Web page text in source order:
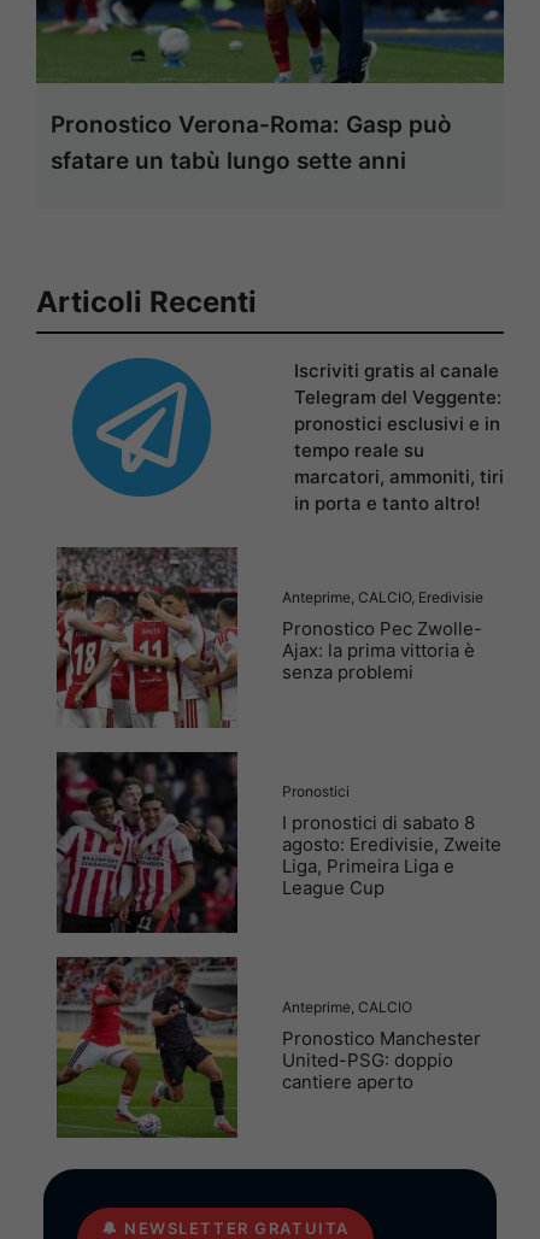
Pronostico Verona-Roma: Gasp può
sfatare un tabù lungo sette anni
Articoli Recenti
Iscriviti gratis al canale
Telegram del Veggente:
pronostici esclusivi e in
tempo reale su
marcatori, ammoniti, tiri
in porta e tanto altro!
Anteprime CALCIO, Eredivisie
Pronostico Pec Zwolle-
Ajax: la prima vittoria è
senza problemi
Pronostici
I pronostici di sabato 8
agosto: Eredivisie, Zweite
Liga, Primeira Liga e
League Cup
Anteprime CALCIO
Pronostico Manchester
United-PSG: doppio
cantiere aperto
🔔 NEWSLETTER GRATUITA